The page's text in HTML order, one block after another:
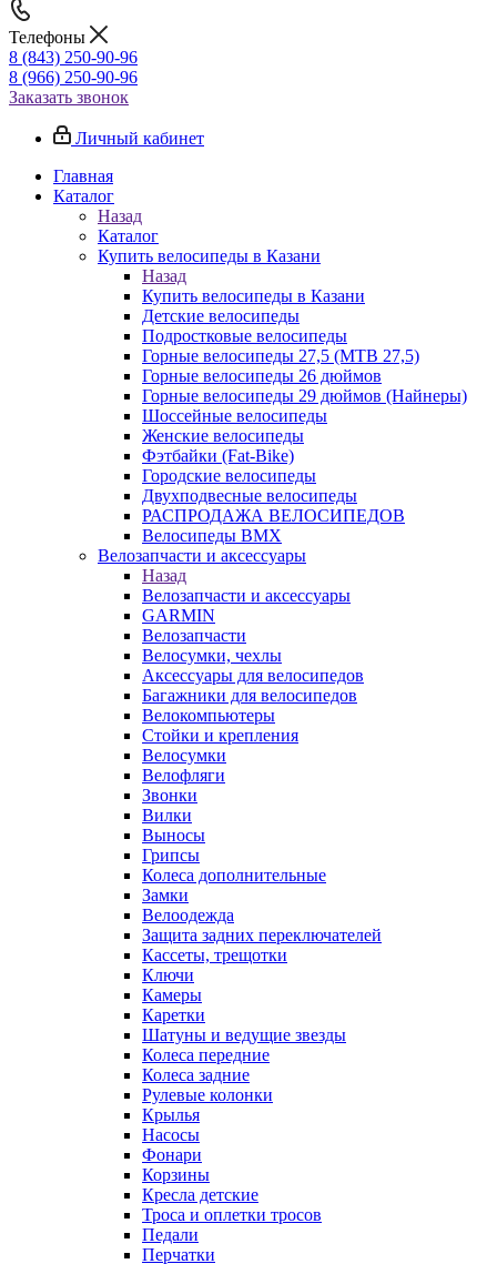
Телефоны
8 (843) 250-90-96
8 (966) 250-90-96
Заказать звонок
Личный кабинет
Главная
Каталог
Назад
Каталог
Купить велосипеды в Казани
Назад
Купить велосипеды в Казани
Детские велосипеды
Подростковые велосипеды
Горные велосипеды 27,5 (MTB 27,5)
Горные велосипеды 26 дюймов
Горные велосипеды 29 дюймов (Найнеры)
Шоссейные велосипеды
Женские велосипеды
Фэтбайки (Fat-Bike)
Городские велосипеды
Двухподвесные велосипеды
РАСПРОДАЖА ВЕЛОСИПЕДОВ
Велосипеды BMX
Велозапчасти и аксессуары
Назад
Велозапчасти и аксессуары
GARMIN
Велозапчасти
Велосумки, чехлы
Аксессуары для велосипедов
Багажники для велосипедов
Велокомпьютеры
Стойки и крепления
Велосумки
Велофляги
Звонки
Вилки
Выносы
Грипсы
Колеса дополнительные
Замки
Велоодежда
Защита задних переключателей
Кассеты, трещотки
Ключи
Камеры
Каретки
Шатуны и ведущие звезды
Колеса передние
Колеса задние
Рулевые колонки
Крылья
Насосы
Фонари
Корзины
Кресла детские
Троса и оплетки тросов
Педали
Перчатки